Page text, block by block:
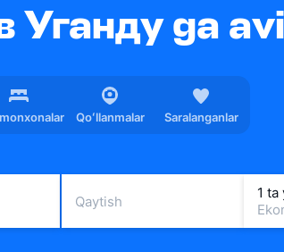
Уганду ga
Qoʻllanmalar Saralanganlar
Qaytish
1 ta